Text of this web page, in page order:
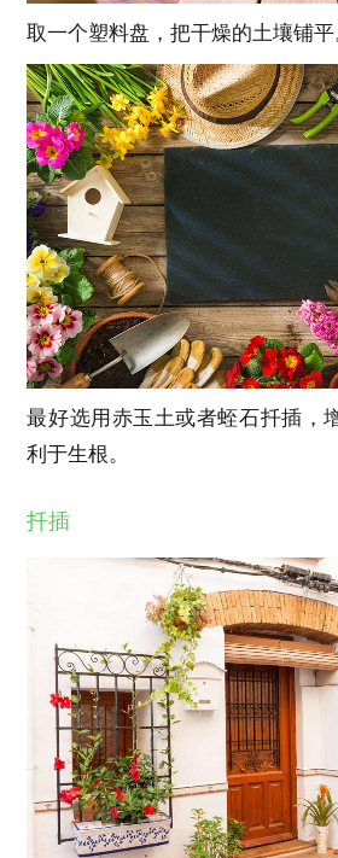
取一个塑料盘，把干燥的土壤铺平
最好选用赤玉土或者蛭石扦插，
利于生根。
扦插